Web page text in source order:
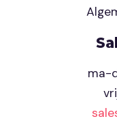
ma-